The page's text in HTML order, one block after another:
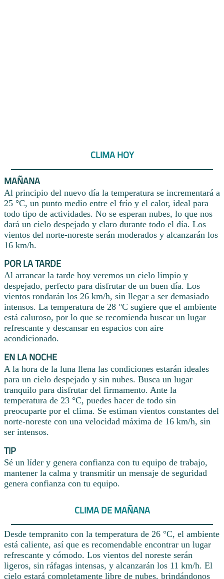
CLIMA HOY
MAÑANA
Al principio del nuevo día la temperatura se incrementará a
25 °C, un punto medio entre el frío y el calor, ideal para
todo tipo de actividades. No se esperan nubes, lo que nos
dará un cielo despejado y claro durante todo el día. Los
vientos del norte-noreste serán moderados y alcanzarán los
16 km/h.
POR LA TARDE
Al arrancar la tarde hoy veremos un cielo limpio y
despejado, perfecto para disfrutar de un buen día. Los
vientos rondarán los 26 km/h, sin llegar a ser demasiado
intensos. La temperatura de 28 °C sugiere que el ambiente
está caluroso, por lo que se recomienda buscar un lugar
refrescante y descansar en espacios con aire
acondicionado.
EN LA NOCHE
A la hora de la luna llena las condiciones estarán ideales
para un cielo despejado y sin nubes. Busca un lugar
tranquilo para disfrutar del firmamento. Ante la
temperatura de 23 °C, puedes hacer de todo sin
preocuparte por el clima. Se estiman vientos constantes del
norte-noreste con una velocidad máxima de 16 km/h, sin
ser intensos.
TIP
Sé un líder y genera confianza con tu equipo de trabajo,
mantener la calma y transmitir un mensaje de seguridad
genera confianza con tu equipo.
CLIMA DE MAÑANA
Desde tempranito con la temperatura de 26 °C, el ambiente
está caliente, así que es recomendable encontrar un lugar
refrescante y cómodo. Los vientos del noreste serán
ligeros, sin ráfagas intensas, y alcanzarán los 11 km/h. El
cielo estará completamente libre de nubes, brindándonos